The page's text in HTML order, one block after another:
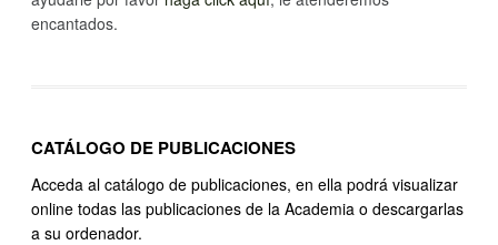
encantados.
CATÁLOGO DE PUBLICACIONES
Acceda al catálogo de publicaciones, en ella podrá visualizar
online todas las publicaciones de la Academia o descargarlas
a su ordenador.